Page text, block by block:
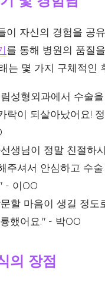
이 자신의 경험을 공유
를 통해 병원의 품질
는 몇 가지 구체적인
성형외과에서 수술
락이 되살아났어요!
생님이 정말 친절하
주셔서 안심하고 수
- 이OO
할 마음이 생길 정도
했어요." - 박OO
의 장점